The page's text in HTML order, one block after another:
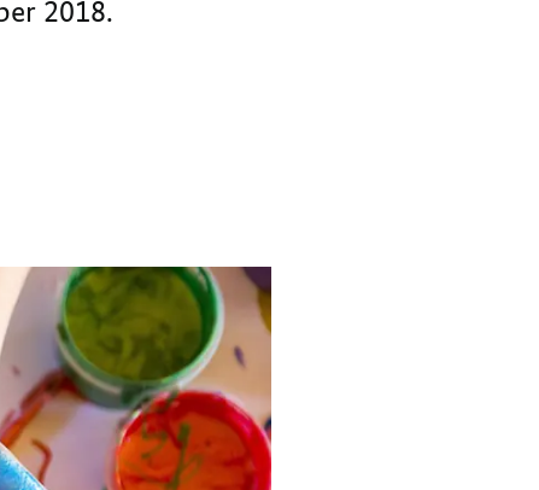
2018.